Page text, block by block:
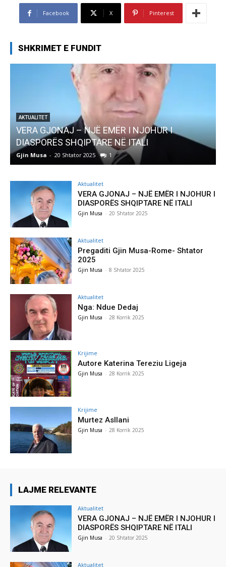
Facebook X Pinterest
SHKRIMET E FUNDIT
AKTUALITET
Pregaditi Gjin Musa-Rome- Shtator 2025
Gjin Musa - 8 Shtator 2025 0
Aktualitet
VERA GJONAJ – NJË EMËR I NJOHUR I
DIASPORËS SHQIPTARE NË ITALI
Gjin Musa - 20 Shtator 2025
Aktualitet
Pregaditi Gjin Musa-Rome- Shtator
2025
Gjin Musa - 8 Shtator 2025
Aktualitet
Nga: Ndue Dedaj
Gjin Musa - 28 Korrik 2025
Krijime
Autore Katerina Tereziu Ligeja
Gjin Musa - 28 Korrik 2025
Krijime
Murtez Asllani
Gjin Musa - 28 Korrik 2025
LAJME RELEVANTE
Aktualitet
VERA GJONAJ – NJË EMËR I NJOHUR I
DIASPORËS SHQIPTARE NË ITALI
Gjin Musa - 20 Shtator 2025
Aktualitet